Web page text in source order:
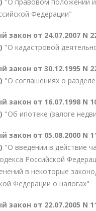
Федерации"
закон от 24.07.2007 N
"О кадастровой
закон от 30.12.1995 N
"О соглашениях о
закон от 16.07.1998 N
"Об ипотеке (залоге
закон от 05.08.2000 N
"О введении в действие
Российской
в некоторые
Федерации о налогах"
закон от 22.07.2005 N